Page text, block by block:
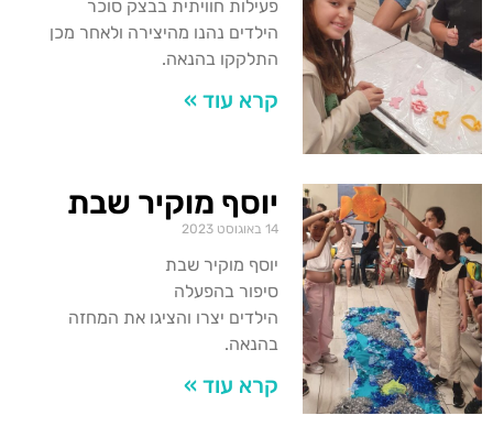
פעילות חוויתית בבצק סוכר
הילדים נהנו מהיצירה ולאחר מכן
התלקקו בהנאה.
קרא עוד »
יוסף מוקיר שבת
14 באוגוסט 2023
יוסף מוקיר שבת
סיפור בהפעלה
הילדים יצרו והציגו את המחזה
בהנאה.
קרא עוד »